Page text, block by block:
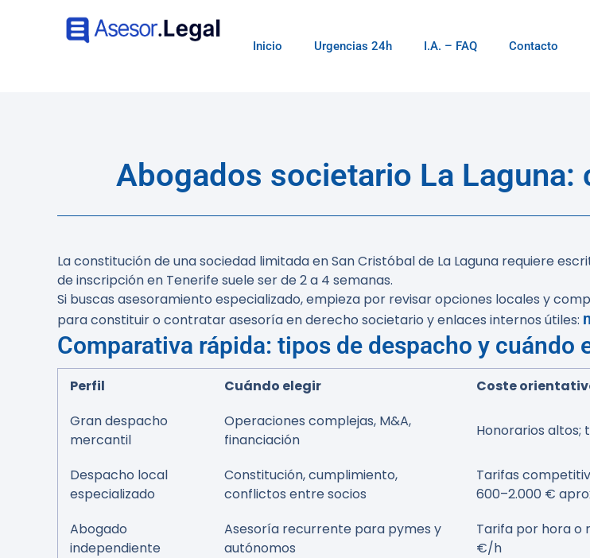
Inicio Urgencias 24h I.A. – FAQ Contacto
Abogados societario La
La constitución de una sociedad limitada en San Cristóbal de La Laguna requiere
de inscripción en Tenerife suele ser de 2 a 4 semanas.
Si buscas asesoramiento especializado, empieza por revisar opciones locales y
para constituir o contratar asesoría en derecho societario y enlaces internos útiles:
Comparativa rápida: tipos de despacho y cuándo
Perfil Cuándo elegir Coste
Gran despacho
mercantil
Operaciones complejas, M&A,
financiación
Honorarios
Despacho local
especializado
Constitución, cumplimiento,
conflictos entre socios
Tarifas
600–2.000 €
Abogado
independiente
Asesoría recurrente para pymes y
autónomos
Tarifa por hora o
€/h